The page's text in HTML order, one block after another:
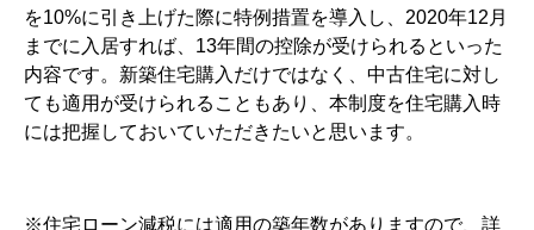
を10%に引き上げた際に特例措置を導入し、2020年12月
までに入居すれば、13年間の控除が受けられるといった
内容です。新築住宅購入だけではなく、中古住宅に対し
ても適用が受けられることもあり、本制度を住宅購入時
には把握しておいていただきたいと思います。
※住宅ローン減税には適用の築年数がありますので、詳